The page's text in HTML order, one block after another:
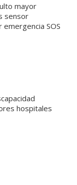
mayor
sensor
SOS
hospitales